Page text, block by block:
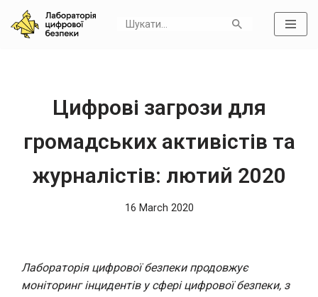
Skip
Цифрові загрози для
громадських активістів та
журналістів: лютий 2020
16 March 2020
Лабораторія цифрової безпеки продовжує
моніторинг інцидентів у сфері цифрової безпеки, з